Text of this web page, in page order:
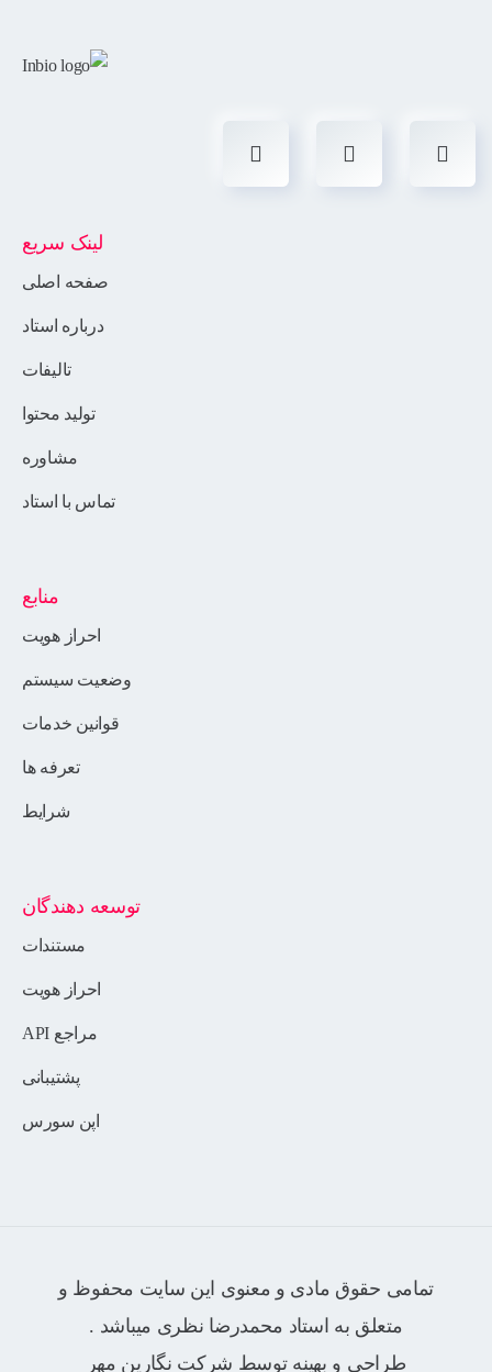
لینک سریع
صفحه اصلی
درباره استاد
تالیفات
تولید محتوا
مشاوره
تماس با استاد
منابع
احراز هویت
وضعیت سیستم
قوانین خدمات
تعرفه ها
شرایط
توسعه دهندگان
مستندات
احراز هویت
مراجع API
پشتیبانی
اپن سورس
تمامی حقوق مادی و معنوی این سایت محفوظ و
متعلق به استاد محمدرضا نظری میباشد .
طراحی و بهینه توسط شرکت نگارین مهر